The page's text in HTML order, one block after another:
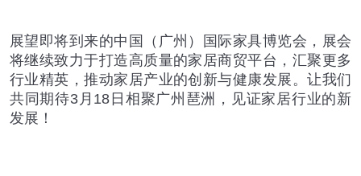
展望即将到来的中国（广州）国际家具博览会，展会
将继续致力于打造高质量的家居商贸平台，汇聚更多
行业精英，推动家居产业的创新与健康发展。让我们
共同期待3月 18 日相聚广州琶洲，见证家居行业的新
发展！